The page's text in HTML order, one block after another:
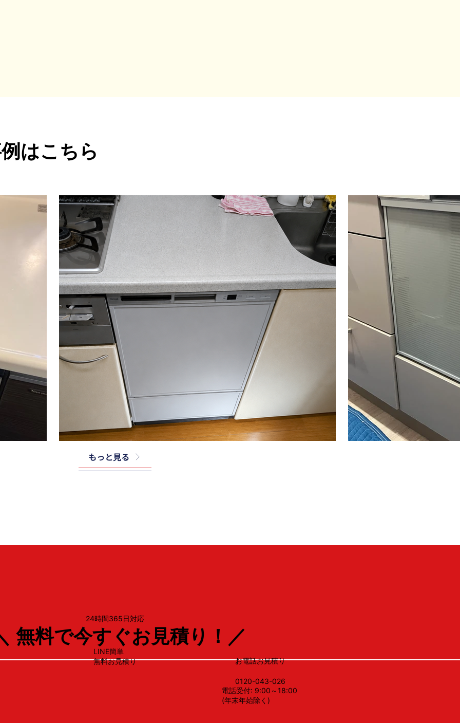
もっと見る
はこちら
LINE簡単
無料お見積り
0120-043-026
お電話お見積り
電話受付: 9:00～18:00
(年末年始除く)
無料で今すぐお見積り！／
24時間365日対応